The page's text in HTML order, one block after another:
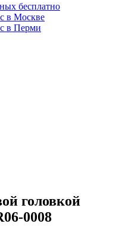
бесплатно
в Москве
в Перми
головкой
0008